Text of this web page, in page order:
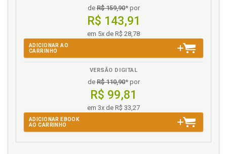
Legítima defesa, p. 29
Legítima defesa. Jurisprudência, p. 47
M
Modelos de questionário (Júri), p. 44
Modelos de questionário (Júri). Homicídio
Modelos de questionário (Júri). Homicídio simples, p.
N
deR$ 159,90* por
R$ 143,91
em 5x de R$ 28,78
ADICIONAR AO
CARRINHO
VERSÃO DIGITAL
deR$ 110,90* por
R$ 99,81
em 3x de R$ 33,27
ADICIONAR EBOOK
AO CARRINHO